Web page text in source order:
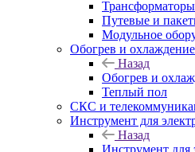
Трансформаторы
Путевые и
Модульное
Обогрев и охлаждение
Назад
Обогрев и
Теплый пол
СКС и
Инструмент для
Назад
Инструмент для